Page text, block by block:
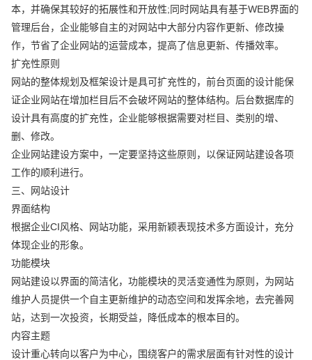
本，并确保其较好的拓展性和开放性;同时网站具有基于WEB界面的
管理后台，企业能够自主的对网站中大部分内容作更新、修改操
作，节省了企业网站的运营成本，提高了信息更新、传播效率。
扩充性原则
网站的整体规划及框架设计是具可扩充性的，前台页面的设计能保
证企业网站在增加栏目后不会破坏网站的整体结构。后台数据库的
设计具有高度的扩充性，企业能够根据需要对栏目、类别的增、
删、修改。
企业网站建设方案中，一定要坚持这些原则，以保证网站建设各项
工作的顺利进行。
三、网站设计
界面结构
根据企业CI风格、网站功能，采用新颖表现技术多方面设计，充分
体现企业的形象。
功能模块
网站建设以界面的简洁化，功能模块的灵活变通性为原则，为网站
维护人员提供一个自主更新维护的动态空间和发挥余地，去完善网
站，达到一次投资，长期受益，降低成本的根本目的。
内容主题
设计重心转向以客户为中心，围绕客户的需求层面有针对性的设计